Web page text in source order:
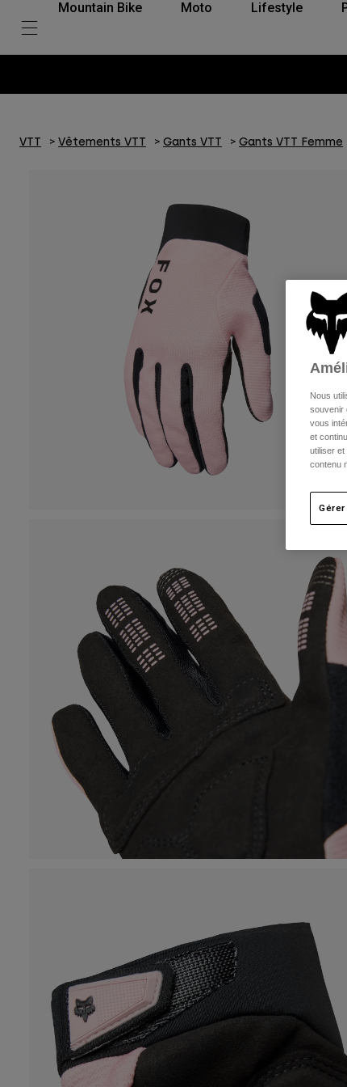
Mountain Bike Moto Lifestyle
VTT Vêtements VTT Gants VTT Gants VTT Femme
Nous
souvenir
vous
et
utiliser
contenu